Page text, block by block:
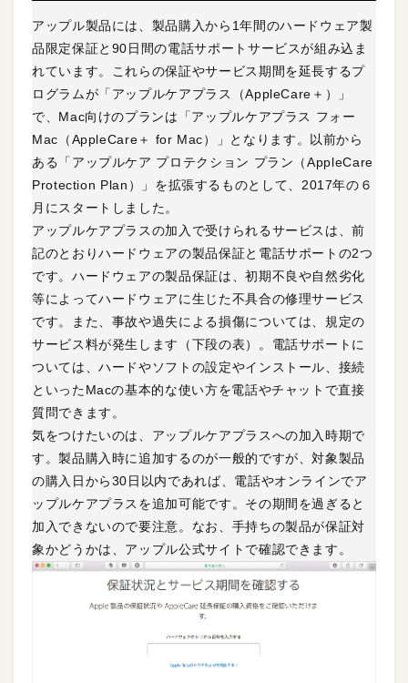
アップル製品には、製品購入から1年間のハードウェア製
品限定保証と90日間の電話サポートサービスが組み込ま
れています。これらの保証やサービス期間を延長するプ
ログラムが「アップルケアプラス（AppleCare＋）」
で、Mac向けのプランは「アップルケアプラス フォー
Mac（AppleCare＋ for Mac）」となります。以前から
ある「アップルケア プロテクション プラン（AppleCare
Protection Plan）」を拡張するものとして、2017年の６
月にスタートしました。
アップルケアプラスの加入で受けられるサービスは、前
記のとおりハードウェアの製品保証と電話サポートの2つ
です。ハードウェアの製品保証は、初期不良や自然劣化
等によってハードウェアに生じた不具合の修理サービス
です。また、事故や過失による損傷については、規定の
サービス料が発生します（下段の表）。電話サポートに
ついては、ハードやソフトの設定やインストール、接続
といったMacの基本的な使い方を電話やチャットで直接
質問できます。
気をつけたいのは、アップルケアプラスへの加入時期で
す。製品購入時に追加するのが一般的ですが、対象製品
の購入日から30日以内であれば、電話やオンラインでア
ップルケアプラスを追加可能です。その期間を過ぎると
加入できないので要注意。なお、手持ちの製品が保証対
象かどうかは、アップル公式サイトで確認できます。